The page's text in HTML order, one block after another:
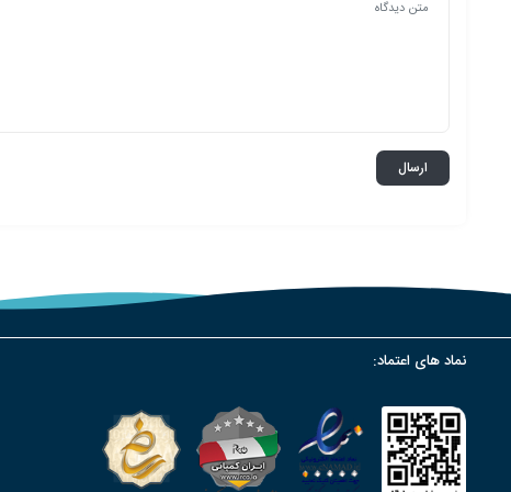
نماد های اعتماد: